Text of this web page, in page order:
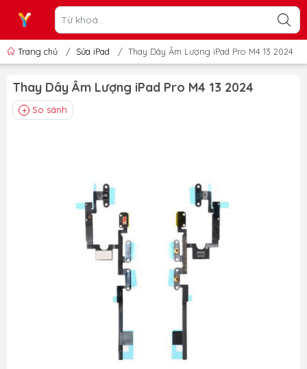
Trang chủ / Sửa iPad / Thay Dây Âm Lượng iPad Pro M4 13 2024
Thay Dây Âm Lượng iPad Pro M4 13 2024
So sánh